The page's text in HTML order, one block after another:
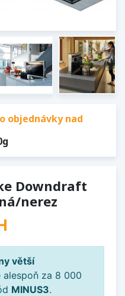
objednávky nad
Downdraft
nerez
větší
alespoň za 8 000
MINUS3.